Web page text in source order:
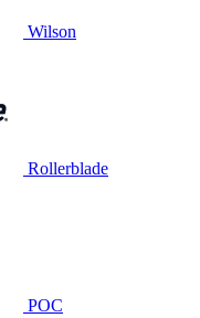
Wilson
Rollerblade
POC